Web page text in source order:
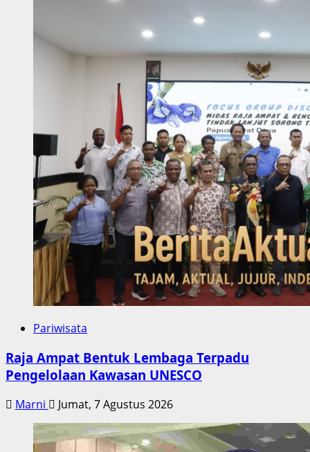
Pariwisata
Raja Ampat Bentuk Lembaga Terpadu
Pengelolaan Kawasan UNESCO
Marni Jumat, 7 Agustus 2026